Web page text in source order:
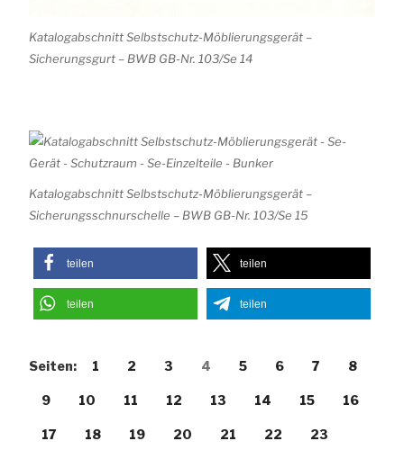
Katalogabschnitt Selbstschutz-Möblierungsgerät –
Sicherungsgurt – BWB GB-Nr. 103/Se 14
Katalogabschnitt Selbstschutz-Möblierungsgerät –
Sicherungsschnurschelle – BWB GB-Nr. 103/Se 15
teilen teilen
teilen teilen
Seiten: 1 2 3 4 5 6 7 8
9 10 11 12 13 14 15 16
17 18 19 20 21 22 23